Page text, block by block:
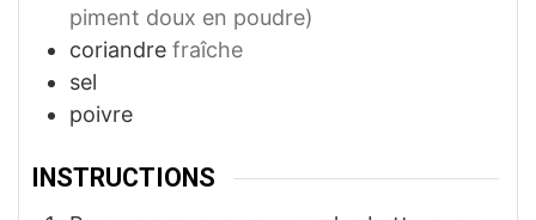
piment doux en poudre)
coriandre fraîche
sel
poivre
INSTRUCTIONS